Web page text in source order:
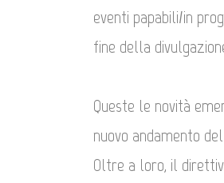
eventi papabili/in
fine della
Queste le novità
nuovo andamento
Oltre a loro, il